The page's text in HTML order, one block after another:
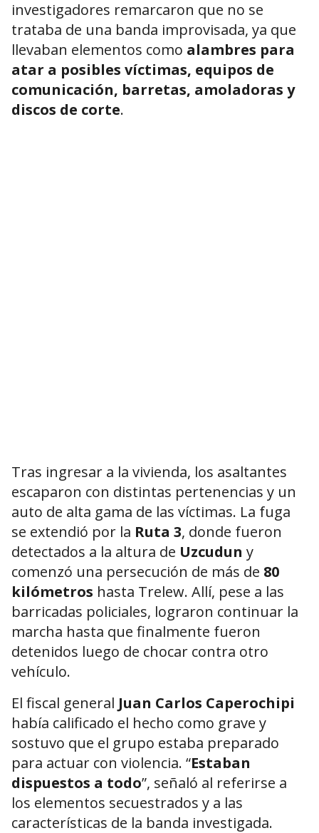
investigadores remarcaron que no se
trataba de una banda improvisada, ya que
llevaban elementos como alambres para
atar a posibles víctimas, equipos de
comunicación, barretas, amoladoras y
discos de corte.
Tras ingresar a la vivienda, los asaltantes
escaparon con distintas pertenencias y un
auto de alta gama de las víctimas. La fuga
se extendió por la Ruta 3, donde fueron
detectados a la altura de Uzcudun y
comenzó una persecución de más de 80
kilómetros hasta Trelew. Allí, pese a las
barricadas policiales, lograron continuar la
marcha hasta que finalmente fueron
detenidos luego de chocar contra otro
vehículo.
El fiscal general Juan Carlos Caperochipi
había calificado el hecho como grave y
sostuvo que el grupo estaba preparado
para actuar con violencia. “Estaban
dispuestos a todo”, señaló al referirse a
los elementos secuestrados y a las
características de la banda investigada.